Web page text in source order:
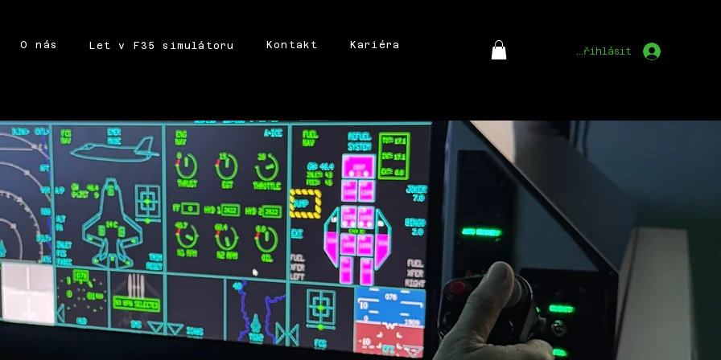
O nás Let v F35 simulátoru Kontakt Kariéra
Přihlásit